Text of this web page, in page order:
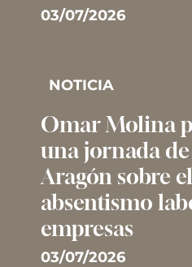
03/07/2026
NOTICIA
Omar Molina
una jornada de
Aragón sobre
absentismo
empresas
03/07/2026